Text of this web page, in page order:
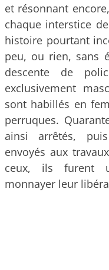
et résonnant
chaque interstice
histoire pourtant
peu, ou rien, sans
descente de
exclusivement
sont habillés en
perruques.
ainsi arrêtés,
envoyés aux
ceux, ils furent
monnayer leur